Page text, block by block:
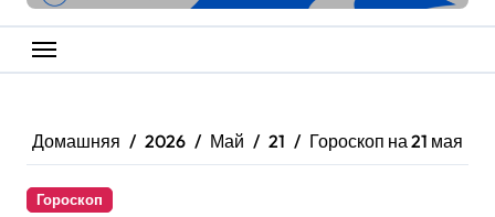
Домашняя 2026 Май 21 Гороскоп на 21 мая
Гороскоп